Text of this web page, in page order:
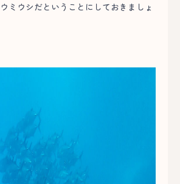
ミウシだということにしておきましょ